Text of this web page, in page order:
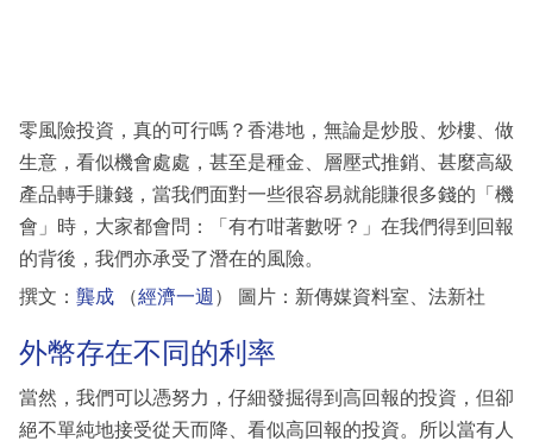
區
零風險投資，真的可行嗎？香港地，無論是炒股、炒樓、做
生意，看似機會處處，甚至是種金、層壓式推銷、甚麼高級
產品轉手賺錢，當我們面對一些很容易就能賺很多錢的「機
會」時，大家都會問：「有冇咁著數呀？」在我們得到回報
的背後，我們亦承受了潛在的風險。
撰文： 龔成 （經濟一週 ） 圖片：新傳媒資料室、法新社
外幣存在不同的利率
當然，我們可以憑努力，仔細發掘得到高回報的投資，但卻
絕不單純地接受從天而降、看似高回報的投資。所以當有人